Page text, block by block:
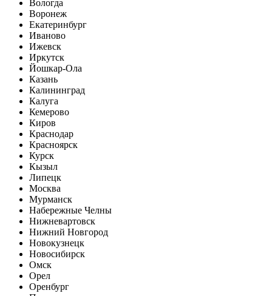
Вологда
Воронеж
Екатеринбург
Иваново
Ижевск
Иркутск
Йошкар-Ола
Казань
Калининград
Калуга
Кемерово
Киров
Краснодар
Красноярск
Курск
Кызыл
Липецк
Москва
Мурманск
Набережные Челны
Нижневартовск
Нижний Новгород
Новокузнецк
Новосибирск
Омск
Орел
Оренбург